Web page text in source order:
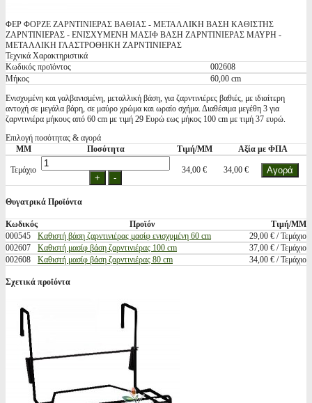
ΦΕΡ ΦΟΡΖΕ ΖΑΡΝΤΙΝΙΕΡΑΣ ΒΑΘΙΑΣ - ΜΕΤΑΛΛΙΚΗ ΒΑΣΗ ΚΑΘΙΣΤΗΣ
ΖΑΡΝΤΙΝΙΕΡΑΣ - ΕΝΙΣΧΥΜΕΝΗ ΜΑΣΙΦ ΒΑΣΗ ΖΑΡΝΤΙΝΙΕΡΑΣ ΜΑΥΡΗ -
ΜΕΤΑΛΛΙΚΗ ΓΛΑΣΤΡΟΘΗΚΗ ΖΑΡΝΤΙΝΙΕΡΑΣ
Τεχνικά Χαρακτηριστικά
Κωδικός προϊόντος
002608
Μήκος
60,00 cm
Eνισχυμένη και γαλβανισμένη, μεταλλική βάση, για ζαρντινιέρες βαθιές, με ιδιαίτερη
αντοχή σε μεγάλα βάρη, σε μαύρο χρώμα και ωραίο σχήμα. Διαθέσιμα μεγέθη 3 για
ζαρντινιέρα μήκους από 60 cm με τιμή 29 Ευρώ εως μήκος 100 cm με τιμή 37 ευρώ.
Επιλογή ποσότητας & αγορά
ΜΜ
Ποσότητα Τιμή/ΜΜ Αξία με ΦΠΑ
Τεμάχιο 34,00 € 34,00 €
Θυγατρικά Προϊόντα
Κωδικός Προϊόν
Τιμή/ΜΜ
000545
Καθιστή βάση ζαρντινιέρας μασίφ ενισχυμένη 60 cm
29,00 € / Τεμάχιο
002607
Καθιστή μασίφ βάση ζαρντινιέρας 100 cm
37,00 € / Τεμάχιο
002608
Καθιστή μασίφ βάση ζαρντινιέρας 80 cm 34,00 € / Τεμάχιο
Σχετικά προϊόντα